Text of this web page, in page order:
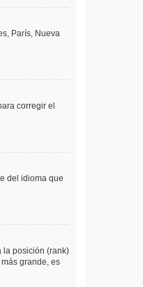
París, Nueva
corregir el
del idioma que
la posición (rank)
grande, es